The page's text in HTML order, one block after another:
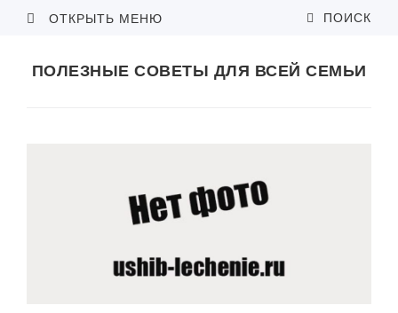
ОТКРЫТЬ МЕНЮ ПОИСК
ПОЛЕЗНЫЕ СОВЕТЫ ДЛЯ ВСЕЙ СЕМЬИ